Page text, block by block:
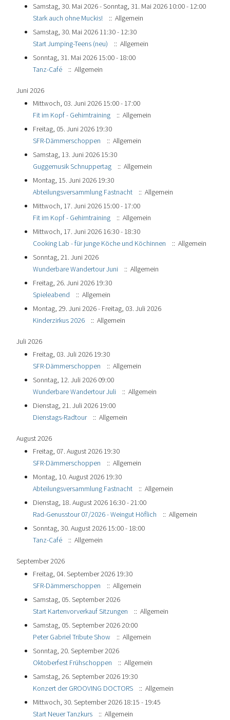
Samstag, 30. Mai 2026 - Sonntag, 31. Mai 2026 10:00 - 12:00
Stark auch ohne Muckis!
:: Allgemein
Samstag, 30. Mai 2026 11:30 - 12:30
Start Jumping-Teens (neu)
:: Allgemein
Sonntag, 31. Mai 2026 15:00 - 18:00
Tanz-Café
:: Allgemein
Juni 2026
Mittwoch, 03. Juni 2026 15:00 - 17:00
Fit im Kopf - Gehirntraining
:: Allgemein
Freitag, 05. Juni 2026 19:30
SFR-Dämmerschoppen
:: Allgemein
Samstag, 13. Juni 2026 15:30
Guggemusik Schnuppertag
:: Allgemein
Montag, 15. Juni 2026 19:30
Abteilungsversammlung Fastnacht
:: Allgemein
Mittwoch, 17. Juni 2026 15:00 - 17:00
Fit im Kopf - Gehirntraining
:: Allgemein
Mittwoch, 17. Juni 2026 16:30 - 18:30
Cooking Lab - für junge Köche und Köchinnen
:: Allgemein
Sonntag, 21. Juni 2026
Wunderbare Wandertour Juni
:: Allgemein
Freitag, 26. Juni 2026 19:30
Spieleabend
:: Allgemein
Montag, 29. Juni 2026 - Freitag, 03. Juli 2026
Kinderzirkus 2026
:: Allgemein
Juli 2026
Freitag, 03. Juli 2026 19:30
SFR-Dämmerschoppen
:: Allgemein
Sonntag, 12. Juli 2026 09:00
Wunderbare Wandertour Juli
:: Allgemein
Dienstag, 21. Juli 2026 19:00
Dienstags-Radtour
:: Allgemein
August 2026
Freitag, 07. August 2026 19:30
SFR-Dämmerschoppen
:: Allgemein
Montag, 10. August 2026 19:30
Abteilungsversammlung Fastnacht
:: Allgemein
Dienstag, 18. August 2026 16:30 - 21:00
Rad-Genusstour 07/2026 - Weingut Höflich
:: Allgemein
Sonntag, 30. August 2026 15:00 - 18:00
Tanz-Café
:: Allgemein
September 2026
Freitag, 04. September 2026 19:30
SFR-Dämmerschoppen
:: Allgemein
Samstag, 05. September 2026
Start Kartenvorverkauf Sitzungen
:: Allgemein
Samstag, 05. September 2026 20:00
Peter Gabriel Tribute Show
:: Allgemein
Sonntag, 20. September 2026
Oktoberfest Frühschoppen
:: Allgemein
Samstag, 26. September 2026 19:30
Konzert der GROOVING DOCTORS
:: Allgemein
Mittwoch, 30. September 2026 18:15 - 19:45
Start Neuer Tanzkurs
:: Allgemein